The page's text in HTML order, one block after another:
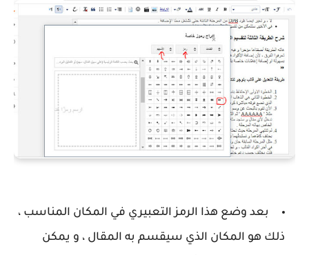
بعد وضع هذا الرمز التعبيري في المكان المناسب ،
ذلك هو المكان الذي سيقسم به المقال ، و يمكن